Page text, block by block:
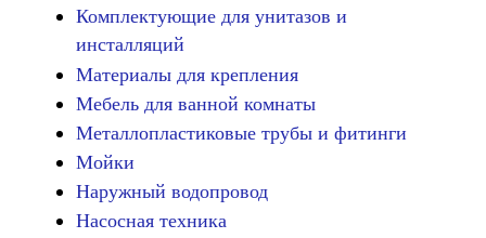
Комплектующие для унитазов и
инсталляций
Материалы для крепления
Мебель для ванной комнаты
Металлопластиковые трубы и фитинги
Мойки
Наружный водопровод
Насосная техника